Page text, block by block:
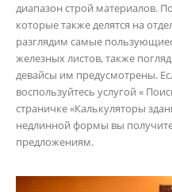
диапазон строй материалов.
которые также делятся на
разглядим самые
железных листов, также
девайсы им предусмотрены.
воспользуйтесь услугой «
страничке «Калькуляторы
недлинной формы вы
предложениям.